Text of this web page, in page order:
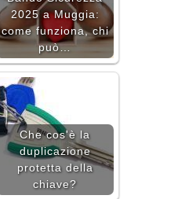
2025 a Muggia:
come funziona, chi
può…
Che cos'è la
duplicazione
protetta della
chiave?